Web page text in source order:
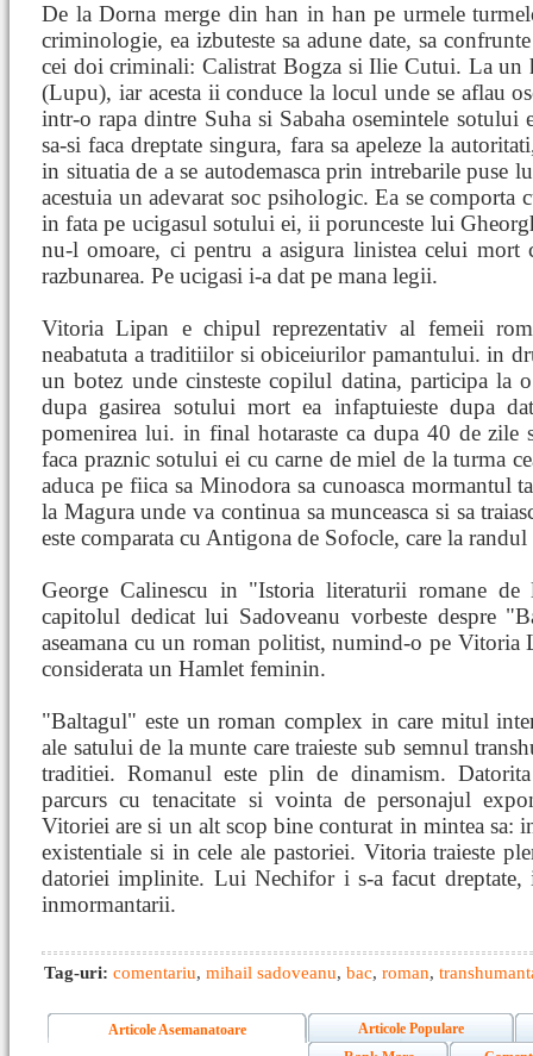
De la Dorna merge din han in han pe urmele
criminologie, ea izbuteste sa adune date, sa
cei doi criminali: Calistrat Bogza si Ilie Cutui. La un
(Lupu), iar acesta ii conduce la locul unde se aflau
intr-o rapa dintre Suha si Sabaha osemintele sotului
sa-si faca dreptate singura, fara sa apeleze la
in situatia de a se autodemasca prin intrebarile puse
acestuia un adevarat soc psihologic. Ea se comporta
in fata pe ucigasul sotului ei, ii porunceste lui
nu-l omoare, ci pentru a asigura linistea celui mort
razbunarea. Pe ucigasi i-a dat pe mana legii.
Vitoria Lipan e chipul reprezentativ al femeii
neabatuta a traditiilor si obiceiurilor pamantului. in
un botez unde cinsteste copilul datina, participa la
dupa gasirea sotului mort ea infaptuieste dupa
pomenirea lui. in final hotaraste ca dupa 40 de zile
faca praznic sotului ei cu carne de miel de la turma
aduca pe fiica sa Minodora sa cunoasca mormantul
la Magura unde va continua sa munceasca si sa
este comparata cu Antigona de Sofocle, care la
George Calinescu in "Istoria literaturii romane
capitolul dedicat lui Sadoveanu vorbeste despre
aseamana cu un roman politist, numind-o pe Vitoria
considerata un Hamlet feminin.
"Baltagul" este un roman complex in care mitul
ale satului de la munte care traieste sub semnul
traditiei. Romanul este plin de dinamism.
parcurs cu tenacitate si vointa de personajul
Vitoriei are si un alt scop bine conturat in mintea sa:
existentiale si in cele ale pastoriei. Vitoria traieste
datoriei implinite. Lui Nechifor i s-a facut dreptate,
inmormantarii.
Tag-uri: comentariu, mihail sadoveanu, bac, roman,
Articole Asemanatoare
Articole Populare